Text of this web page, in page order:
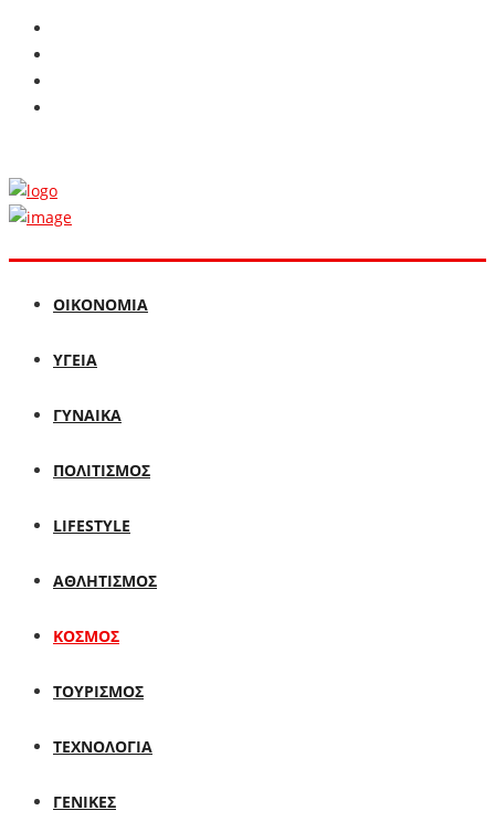
ΟΙΚΟΝΟΜΙΑ
ΥΓΕΙΑ
ΓΥΝΑΙΚΑ
ΠΟΛΙΤΙΣΜΟΣ
LIFESTYLE
ΑΘΛΗΤΙΣΜΟΣ
ΚΟΣΜΟΣ
ΤΟΥΡΙΣΜΟΣ
ΤΕΧΝΟΛΟΓΙΑ
ΓΕΝΙΚΕΣ